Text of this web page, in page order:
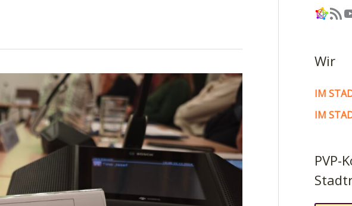
Link RSS-Feed YouTube
Wir
IM
IM
PVP-